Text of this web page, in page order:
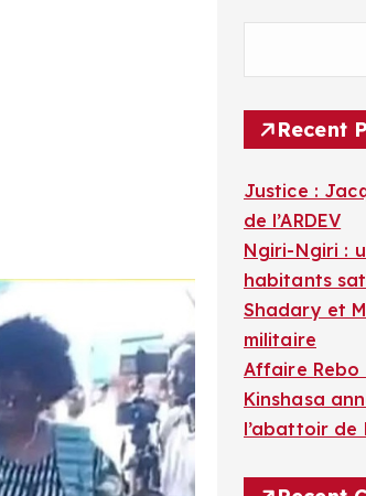
Recent
Justice :
de l’ARDEV
Ngiri-Ngiri :
habitants
Shadary et
militaire
Affaire Rebo
Kinshasa
l’abattoir de